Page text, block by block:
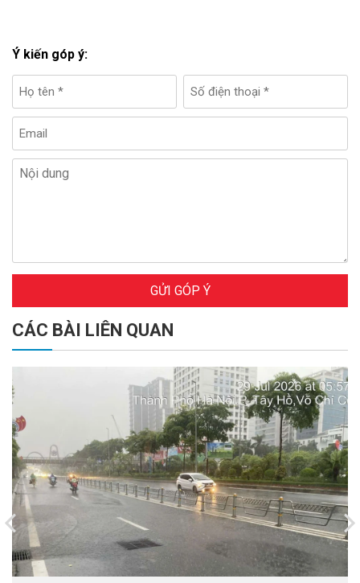
Ý kiến góp ý:
GỬI GÓP Ý
CÁC BÀI LIÊN QUAN